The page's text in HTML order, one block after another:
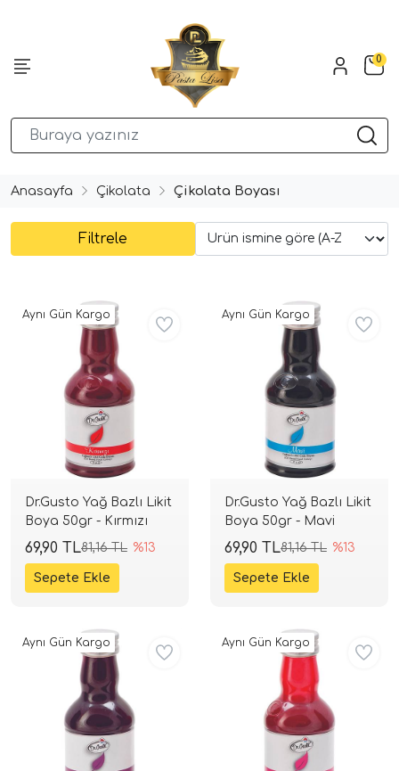
0
Anasayfa Çikolata Çikolata Boyası
Filtrele
Dr.Gusto Yağ Bazlı Likit
Boya 50gr - Kırmızı
81,16 TL %13
69,90 TL
Aynı Gün Kargo
Dr.Gusto Yağ Bazlı Likit
Boya 50gr - Mavi
81,16 TL %13
69,90 TL
Aynı Gün Kargo
Aynı Gün Kargo Aynı Gün Kargo